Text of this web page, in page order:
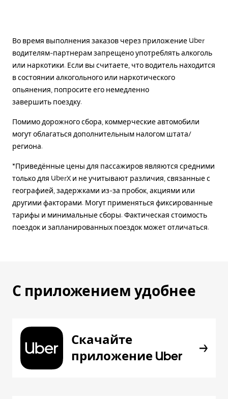
Во время выполнения заказов через приложение Uber
водителям-партнерам запрещено употреблять алкоголь
или наркотики. Если вы считаете, что водитель находится
в состоянии алкогольного или наркотического
опьянения, попросите его немедленно
завершить поездку.
Помимо дорожного сбора, коммерческие автомобили
могут облагаться дополнительным налогом штата/
региона.
*Приведённые цены для пассажиров являются средними
только для UberX и не учитывают различия, связанные с
географией, задержками из-за пробок, акциями или
другими факторами. Могут применяться фиксированные
тарифы и минимальные сборы. Фактическая стоимость
поездок и запланированных поездок может отличаться.
С приложением удобнее
Скачайте
приложение Uber